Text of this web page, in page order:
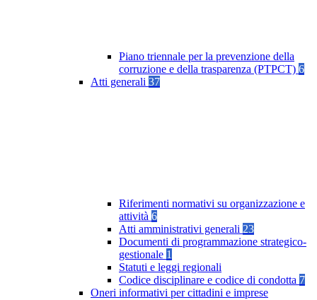
Piano triennale per la prevenzione della
corruzione e della trasparenza (PTPCT) 6
Atti generali 37
Riferimenti normativi su organizzazione e
attività 6
Atti amministrativi generali 23
Documenti di programmazione strategico-
gestionale 1
Statuti e leggi regionali
Codice disciplinare e codice di condotta 7
Oneri informativi per cittadini e imprese